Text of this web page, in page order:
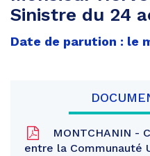
Sinistre du 24
Date de parution : le
MONTCHANIN -
entre la Communauté